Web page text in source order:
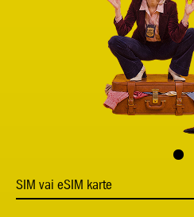
SIM vai eSIM karte